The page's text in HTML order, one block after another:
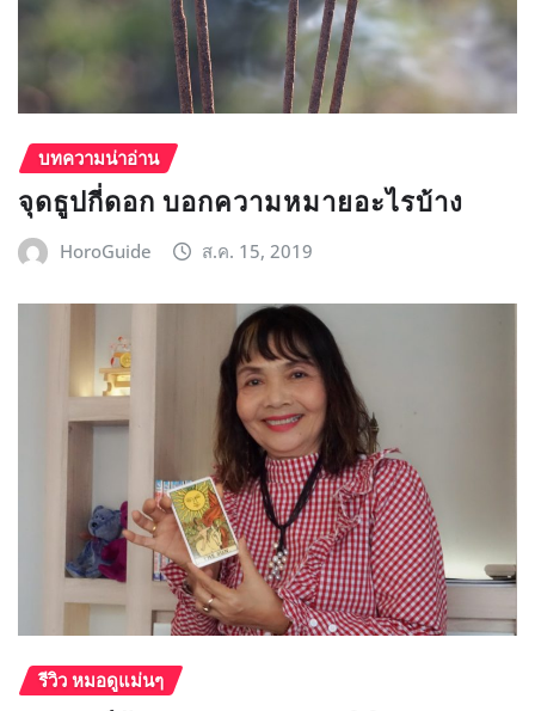
บทความน่าอ่าน
จุดธูปกี่ดอก บอกความหมายอะไรบ้าง
HoroGuide ส.ค. 15, 2019
รีวิว หมอดูแม่นๆ